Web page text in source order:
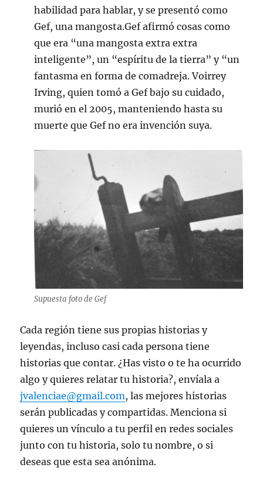
habilidad para hablar, y se presentó como
Gef, una mangosta.Gef afirmó cosas como
que era “una mangosta extra extra
inteligente”, un “espíritu de la tierra” y “un
fantasma en forma de comadreja. Voirrey
Irving, quien tomó a Gef bajo su cuidado,
murió en el 2005, manteniendo hasta su
muerte que Gef no era invención suya.
Supuesta foto de Gef
Cada región tiene sus propias historias y
leyendas, incluso casi cada persona tiene
historias que contar. ¿Has visto o te ha ocurrido
algo y quieres relatar tu historia?, envíala a
jvalenciae@gmail.com, las mejores historias
serán publicadas y compartidas. Menciona si
quieres un vínculo a tu perfil en redes sociales
junto con tu historia, solo tu nombre, o si
deseas que esta sea anónima.